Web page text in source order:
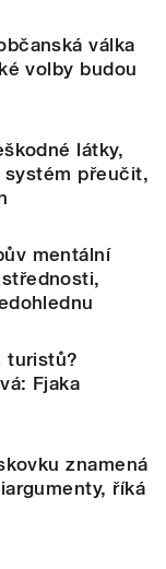
válka
volby budou
látky,
přeučit,
mentální
turistů?
Fjaka
znamená
říká